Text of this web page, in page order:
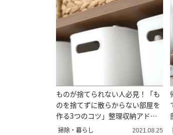
ものが捨てられない人必見！「も
のを捨てずに散らからない部屋を
作る3つのコツ」整理収納アドバ
イザー直伝
掃除・暮らし 2021.08.25